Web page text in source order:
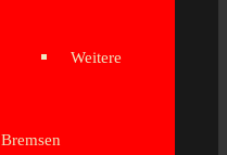
Weitere
Bremsen